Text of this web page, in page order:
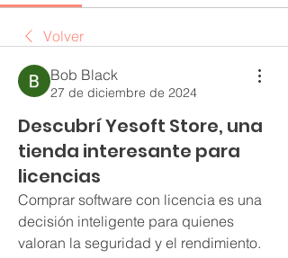
Volver
Bob Black
27 de diciembre de 2024
Descubrí Yesoft Store, una
tienda interesante para
licencias
Comprar software con licencia es una
decisión inteligente para quienes
valoran la seguridad y el rendimiento.